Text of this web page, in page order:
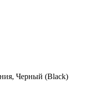
Черный (Black)